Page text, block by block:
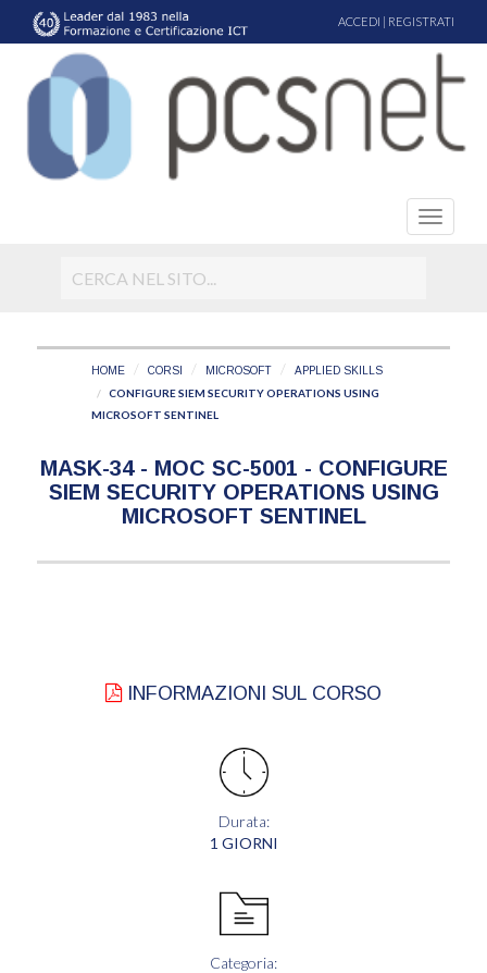
ACCEDI | REGISTRATI
HOME CORSI MICROSOFT APPLIED SKILLS
CONFIGURE SIEM SECURITY OPERATIONS USING
MICROSOFT SENTINEL
MASK-34 - MOC SC-5001 - CONFIGURE
SIEM SECURITY OPERATIONS USING
MICROSOFT SENTINEL
INFORMAZIONI SUL CORSO
Durata:
1 GIORNI
Categoria: